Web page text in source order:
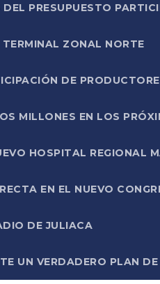
PRESUPUESTO
ZONAL NORTE
DE
MILLONES EN LOS
HOSPITAL REGIONAL
EN EL NUEVO
DE JULIACA
UN VERDADERO PLAN